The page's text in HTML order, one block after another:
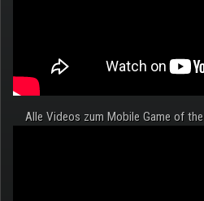
Alle Videos zum Mobile Game of